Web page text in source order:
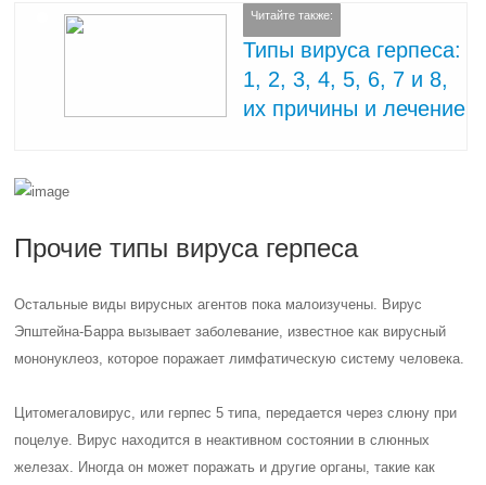
Читайте также:
Типы вируса герпеса:
1, 2, 3, 4, 5, 6, 7 и 8,
их причины и лечение
Прочие типы вируса герпеса
Остальные виды вирусных агентов пока малоизучены. Вирус
Эпштейна-Барра вызывает заболевание, известное как вирусный
мононуклеоз, которое поражает лимфатическую систему человека.
Цитомегаловирус, или герпес 5 типа, передается через слюну при
поцелуе. Вирус находится в неактивном состоянии в слюнных
железах. Иногда он может поражать и другие органы, такие как